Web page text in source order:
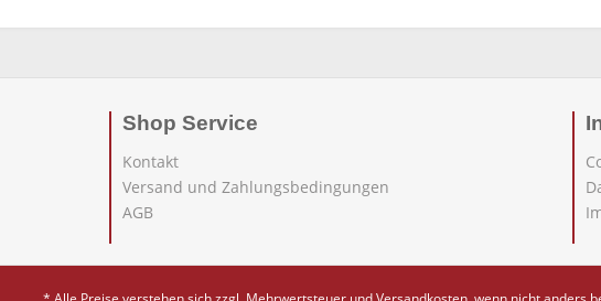
Shop Service
Kontakt
Versand und Zahlungsbedingungen
AGB